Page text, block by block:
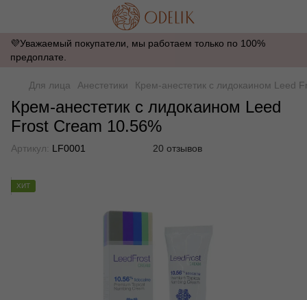
💜Уважаемый покупатели, мы работаем только по 100%
предоплате.
Для лица Анестетики Крем-анестетик с лидокаином Leed
Крем-анестетик с лидокаином Leed
Frost Cream 10.56%
Артикул: LF0001 20 отзывов
ХИТ